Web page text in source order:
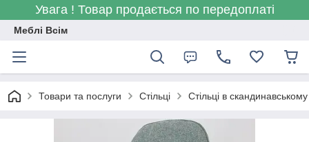
Увага ! Товар продається по передоплаті
Меблі Всім
Товари та послуги Стільці Стільці в скандинавському